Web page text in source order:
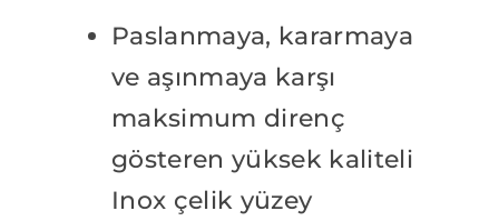
Paslanmaya, kararmaya
ve aşınmaya karşı
maksimum direnç
gösteren yüksek kaliteli
Inox çelik yüzey